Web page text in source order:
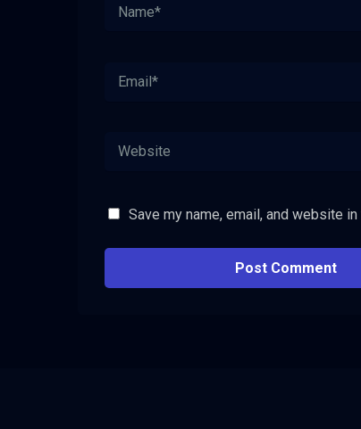
Save my name, email, and website